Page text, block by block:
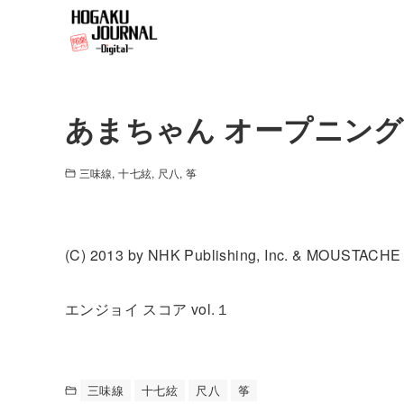
あまちゃん オープニン
三味線 十七絃 尺八 筝
(C) 2013 by NHK Publishing, Inc. &
エンジョイ スコア vol.１
三味線 十七絃 尺八 筝